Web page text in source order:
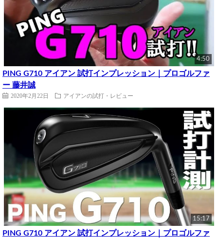
4:50
PING G710 アイアン 試打インプレッション｜プロゴルファ
ー 藤井誠
2020年2月22日 アイアンの試打・レビュー
15:17
PING G710 アイアン 試打インプレッション｜プロゴルファ